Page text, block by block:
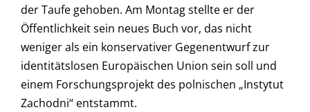
der Taufe gehoben. Am Montag stellte er der
Öffentlichkeit sein neues Buch vor, das nicht
weniger als ein konservativer Gegenentwurf zur
identitätslosen Europäischen Union sein soll und
einem Forschungsprojekt des polnischen „Instytut
Zachodni“ entstammt.